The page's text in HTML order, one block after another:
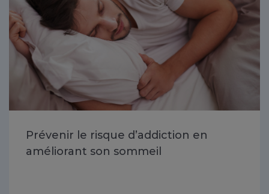
Prévenir le risque d’addiction en
améliorant son sommeil